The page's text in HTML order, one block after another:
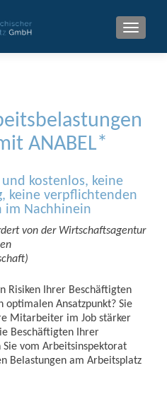
MENU
ANABEL*
kostenlos, keine
keine verpflichtenden
im Nachhinein
von der Wirtschaftsagentur
Risiken Ihrer Beschäftigten
optimalen Ansatzpunkt? Sie
Mitarbeiter im Job stärker
Beschäftigten Ihrer
vom Arbeitsinspektorat
Belastungen am Arbeitsplatz